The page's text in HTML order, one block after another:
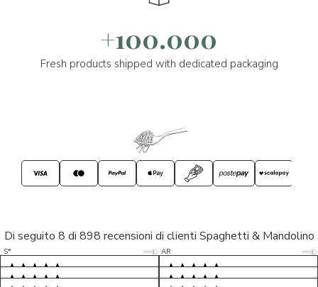
+100.000
Fresh products shipped with dedicated packaging
Di seguito 8 di 898 recensioni di clienti Spaghetti & Mandolino
S* 5/5
LP 5/5
M* 5/5
AR 5/5
D* 5/5
S* 5/5